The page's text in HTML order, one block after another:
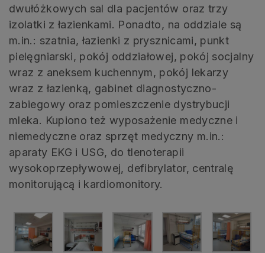
dwułóżkowych sal dla pacjentów oraz trzy
izolatki z łazienkami. Ponadto, na oddziale są
m.in.: szatnia, łazienki z prysznicami, punkt
pielęgniarski, pokój oddziałowej, pokój socjalny
wraz z aneksem kuchennym, pokój lekarzy
wraz z łazienką, gabinet diagnostyczno-
zabiegowy oraz pomieszczenie dystrybucji
mleka. Kupiono też wyposażenie medyczne i
niemedyczne oraz sprzęt medyczny m.in.:
aparaty EKG i USG, do tlenoterapii
wysokoprzepływowej, defibrylator, centralę
monitorującą i kardiomonitory.